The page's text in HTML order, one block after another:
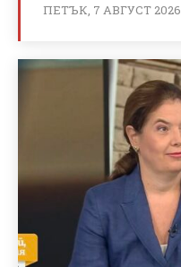
ПЕТЪК, 7 АВГУСТ 2026